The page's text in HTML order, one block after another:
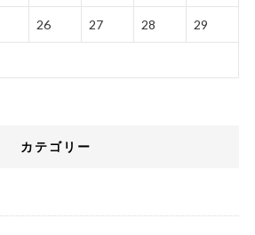
26 27 28 29
カテゴリー